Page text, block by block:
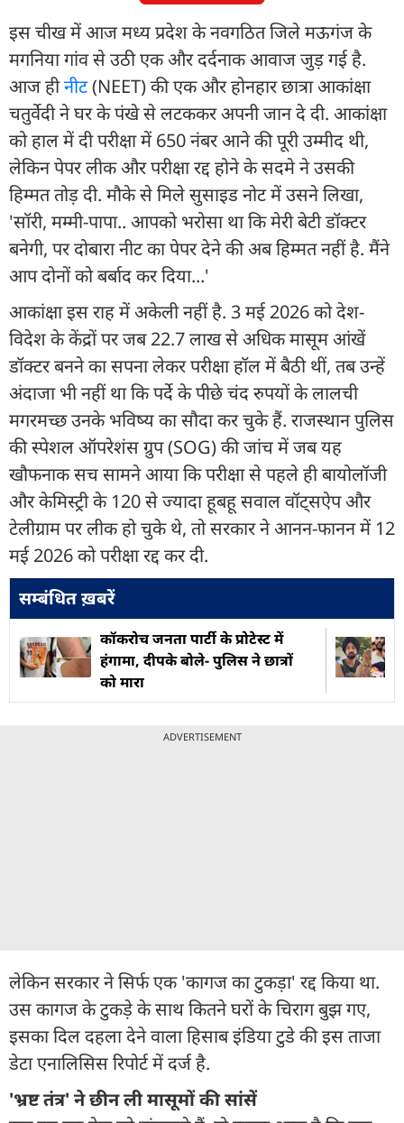
इस चीख में आज मध्य प्रदेश के नवगठित जिले मऊगंज के
मगनिया गांव से उठी एक और दर्दनाक आवाज जुड़ गई है.
आज हीनीट(NEET) की एक और होनहार छात्रा आकांक्षा
चतुर्वेदी ने घर के पंखे से लटककर अपनी जान दे दी. आकांक्षा
को हाल में दी परीक्षा में 650 नंबर आने की पूरी उम्मीद थी,
लेकिन पेपर लीक और परीक्षा रद्द होने के सदमे ने उसकी
हिम्मत तोड़ दी. मौके से मिले सुसाइड नोट में उसने लिखा,
'सॉरी, मम्मी-पापा.. आपको भरोसा था कि मेरी बेटी डॉक्टर
बनेगी, पर दोबारा नीट का पेपर देने की अब हिम्मत नहीं है. मैंने
आप दोनों को बर्बाद कर दिया...'
आकांक्षा इस राह में अकेली नहीं है. 3 मई 2026 को देश-
विदेश के केंद्रों पर जब 22.7 लाख से अधिक मासूम आंखें
डॉक्टर बनने का सपना लेकर परीक्षा हॉल में बैठी थीं, तब उन्हें
अंदाजा भी नहीं था कि पर्दे के पीछे चंद रुपयों के लालची
मगरमच्छ उनके भविष्य का सौदा कर चुके हैं. राजस्थान पुलिस
की स्पेशल ऑपरेशंस ग्रुप (SOG) की जांच में जब यह
खौफनाक सच सामने आया कि परीक्षा से पहले ही बायोलॉजी
और केमिस्ट्री के 120 से ज्यादा हूबहू सवाल वॉट्सऐप और
टेलीग्राम पर लीक हो चुके थे, तो सरकार ने आनन-फानन में 12
मई 2026 को परीक्षा रद्द कर दी.
सम्बंधित ख़बरें
कॉकरोच जनता पार्टी के प्रोटेस्ट में
हंगामा, दीपके बोले- पुलिस ने छात्रों
को मारा
ADVERTISEMENT
लेकिन सरकार ने सिर्फ एक 'कागज का टुकड़ा' रद्द किया था.
उस कागज के टुकड़े के साथ कितने घरों के चिराग बुझ गए,
इसका दिल दहला देने वाला हिसाब इंडिया टुडे की इस ताजा
डेटा एनालिसिस रिपोर्ट में दर्ज है.
'भ्रष्ट तंत्र' ने छीन ली मासूमों की सांसें